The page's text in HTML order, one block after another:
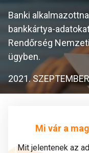
Banki
bankkártya-
Rendőrség
ügyben.
2021.
Mi vár a
Mit jelentenek az